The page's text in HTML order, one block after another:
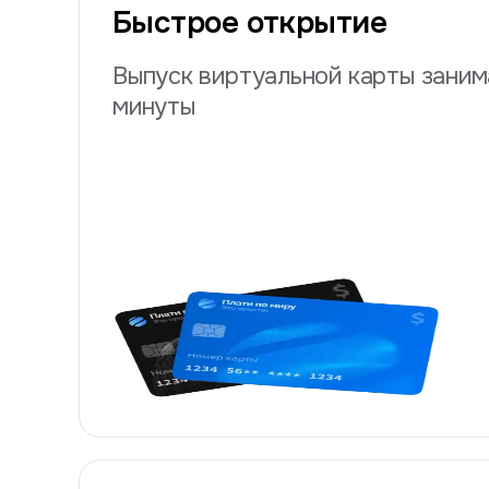
Быстрое открытие
Выпуск виртуальной карты
минуты